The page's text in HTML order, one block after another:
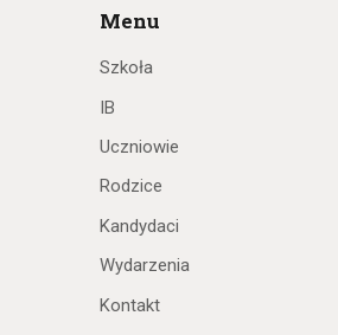
Menu
Szkoła
IB
Uczniowie
Rodzice
Kandydaci
Wydarzenia
Kontakt